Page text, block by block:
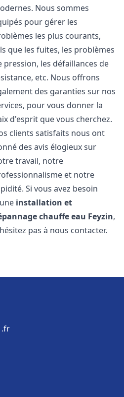
Nous sommes
pour gérer les
les plus courants,
que les fuites, les problèmes
pression, les défaillances de
etc. Nous offrons
des garanties sur nos
pour vous donner la
d'esprit que vous cherchez.
clients satisfaits nous ont
des avis élogieux sur
travail, notre
et notre
Si vous avez besoin
installation et
chauffe eau Feyzin,
pas à nous contacter.